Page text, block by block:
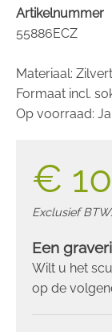
Artikelnummer
55886ECZ
Materiaal:
Formaat incl.
Op voorraad: Ja
€
Exclusief
Een
Wilt u het
op de